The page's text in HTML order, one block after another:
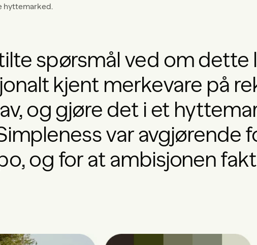
hyttemarked.
spørsmål ved om dette
kjent merkevare på
og gjøre det i et
var avgjørende
og for at ambisjonen